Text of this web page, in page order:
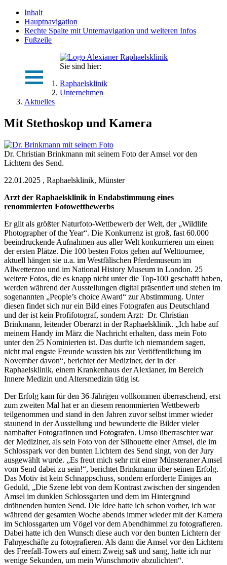
Inhalt
Hauptnavigation
Rechte Spalte mit Unternavigation und weiteren Infos
Fußzeile
Sie sind hier:
Raphaelsklinik
Unternehmen
Aktuelles
Mit Stethoskop und Kamera
Dr. Christian Brinkmann mit seinem Foto der Amsel vor den
Lichtern des Send.
22.01.2025 , Raphaelsklinik, Münster
Arzt der Raphaelsklinik in Endabstimmung eines
renommierten Fotowettbewerbs
Er gilt als größter Naturfoto-Wettbewerb der Welt, der „Wildlife
Photographer of the Year“. Die Konkurrenz ist groß, fast 60.000
beeindruckende Aufnahmen aus aller Welt konkurrieren um einen
der ersten Plätze. Die 100 besten Fotos gehen auf Welttournee,
aktuell hängen sie u.a. im Westfälischen Pferdemuseum im
Allwetterzoo und im National History Museum in London. 25
weitere Fotos, die es knapp nicht unter die Top-100 geschafft haben,
werden während der Ausstellungen digital präsentiert und stehen im
sogenannten „People’s choice Award“ zur Abstimmung. Unter
diesen findet sich nur ein Bild eines Fotografen aus Deutschland
und der ist kein Profifotograf, sondern Arzt: Dr. Christian
Brinkmann, leitender Oberarzt in der Raphaelsklinik. „Ich habe auf
meinem Handy im März die Nachricht erhalten, dass mein Foto
unter den 25 Nominierten ist. Das durfte ich niemandem sagen,
nicht mal engste Freunde wussten bis zur Veröffentlichung im
November davon“, berichtet der Mediziner, der in der
Raphaelsklinik, einem Krankenhaus der Alexianer, im Bereich
Innere Medizin und Altersmedizin tätig ist.
Der Erfolg kam für den 36-Jährigen vollkommen überraschend, erst
zum zweiten Mal hat er an diesem renommierten Wettbewerb
teilgenommen und stand in den Jahren zuvor selbst immer wieder
staunend in der Ausstellung und bewunderte die Bilder vieler
namhafter Fotografinnen und Fotografen. Umso überraschter war
der Mediziner, als sein Foto von der Silhouette einer Amsel, die im
Schlosspark vor den bunten Lichtern des Send singt, von der Jury
ausgewählt wurde. „Es freut mich sehr mit einer Münsteraner Amsel
vom Send dabei zu sein!“, berichtet Brinkmann über seinen Erfolg.
Das Motiv ist kein Schnappschuss, sondern erforderte Einiges an
Geduld, „Die Szene lebt von dem Kontrast zwischen der singenden
Amsel im dunklen Schlossgarten und dem im Hintergrund
dröhnenden bunten Send. Die Idee hatte ich schon vorher, ich war
während der gesamten Woche abends immer wieder mit der Kamera
im Schlossgarten um Vögel vor dem Abendhimmel zu fotografieren.
Dabei hatte ich den Wunsch diese auch vor den bunten Lichtern der
Fahrgeschäfte zu fotografieren. Als dann die Amsel vor den Lichtern
des Freefall-Towers auf einem Zweig saß und sang, hatte ich nur
wenige Sekunden, um mein Wunschmotiv abzulichten“.